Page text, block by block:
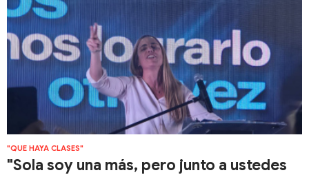
"QUE HAYA CLASES"
"Sola soy una más, pero junto a ustedes